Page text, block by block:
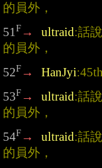
的員外，
51F → ultraid:話
的員外，
52F → HanJyi:45th
53F → ultraid:話
的員外，
54F → ultraid:話
的員外，